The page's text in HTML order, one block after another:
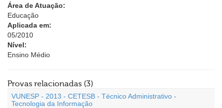
Área de Atuação:
Educação
Aplicada em:
05/2010
Nível:
Ensino Médio
Provas relacionadas (3)
VUNESP - 2013 - CETESB - Técnico Administrativo -
Tecnologia da Informação